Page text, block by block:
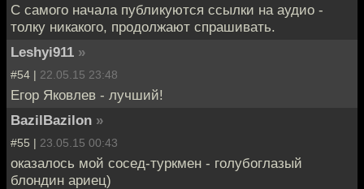
С самого начала публикуются ссылки на аудио -
толку никакого, продолжают спрашивать.
Leshyi911 »
#54 | 22.05.15 23:48
Егор Яковлев - лучший!
BazilBazilon »
#55 | 23.05.15 00:43
оказалось мой сосед-туркмен - голубоглазый
блондин ариец)